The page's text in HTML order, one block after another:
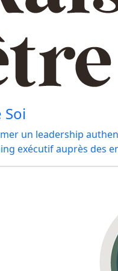
Soi
un leadership
exécutif auprès des